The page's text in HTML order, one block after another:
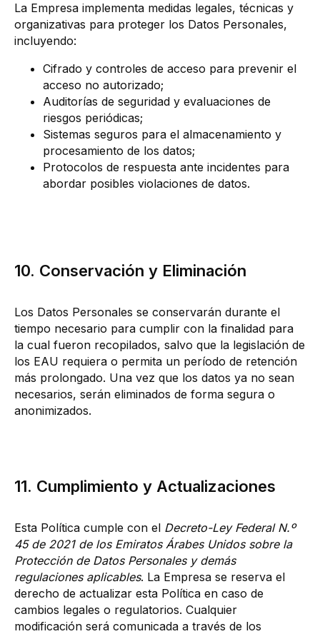
La Empresa implementa medidas legales, técnicas y
organizativas para proteger los Datos Personales,
incluyendo:
Cifrado y controles de acceso para prevenir el
acceso no autorizado;
Auditorías de seguridad y evaluaciones de
riesgos periódicas;
Sistemas seguros para el almacenamiento y
procesamiento de los datos;
Protocolos de respuesta ante incidentes para
abordar posibles violaciones de datos.
10. Conservación y Eliminación
Los Datos Personales se conservarán durante el
tiempo necesario para cumplir con la finalidad para
la cual fueron recopilados, salvo que la legislación de
los EAU requiera o permita un período de retención
más prolongado. Una vez que los datos ya no sean
necesarios, serán eliminados de forma segura o
anonimizados.
11. Cumplimiento y Actualizaciones
Esta Política cumple con el Decreto-Ley Federal N.º
45 de 2021 de los Emiratos Árabes Unidos sobre la
Protección de Datos Personales y demás
regulaciones aplicables. La Empresa se reserva el
derecho de actualizar esta Política en caso de
cambios legales o regulatorios. Cualquier
modificación será comunicada a través de los